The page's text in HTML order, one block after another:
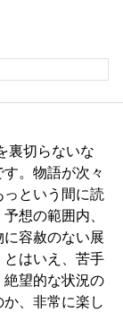
裏切らないな
。物語が次々
という間に読
想の範囲内、
容赦のない展
とはいえ、苦手
絶望的な状況の
、非常に楽し